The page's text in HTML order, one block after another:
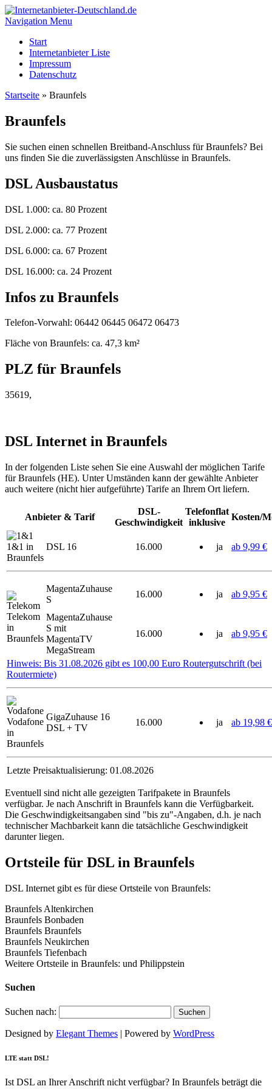
Navigation Menu
Start
Internetanbieter Liste
Impressum
Datenschutz
Startseite » Braunfels
Braunfels
Sie suchen einen schnellen Breitband-Anschluss für Braunfels? Bei
uns finden Sie die zuverlässigsten Anschlüsse in Braunfels.
DSL Ausbaustatus
DSL 1.000: ca. 80 Prozent
DSL 2.000: ca. 77 Prozent
DSL 6.000: ca. 67 Prozent
DSL 16.000: ca. 24 Prozent
Infos zu Braunfels
Telefon-Vorwahl: 06442 06445 06472 06473
Fläche von Braunfels: ca. 47,3 km²
PLZ für Braunfels
35619,
DSL Internet in Braunfels
In der folgenden Liste sehen Sie eine Auswahl der möglichen Tarife
für Braunfels (HE). Unter Umständen kann der gewählte Anbieter
auch weitere (nicht hier aufgeführte) Tarife an Ihrem Ort liefern.
Anbieter & Tarif
DSL-
Geschwindigkeit
Telefonflat
inklusive
Kosten/
1&1 in
Braunfels
DSL 16 16.000 ja ab 9,99 €
Telekom
in
Braunfels
MagentaZuhause
S
16.000 ja ab 9,95 €
MagentaZuhause
S mit
MagentaTV
MegaStream
16.000 ja ab 9,95 €
Hinweis: Bis 31.08.2026 gibt es 100,00 Euro Routergutschrift (bei
Routermiete)
Vodafone
in
Braunfels
GigaZuhause 16
DSL + TV
16.000 ja ab 19,98 €
Letzte Preisaktualisierung: 01.08.2026
Eventuell sind nicht alle gezeigten Tarifpakete in Braunfels
verfügbar. Je nach Anschrift in Braunfels kann die Verfügbarkeit.
Die Geschwindigkeitsangaben sind "bis zu"-Angaben, d.h. je nach
technischer Machbarkeit kann die tatsächliche Geschwindigkeit
darunter liegen.
Ortsteile für DSL in Braunfels
DSL Internet gibt es für diese Ortsteile von Braunfels:
Braunfels Altenkirchen
Braunfels Bonbaden
Braunfels Braunfels
Braunfels Neukirchen
Braunfels Tiefenbach
Weitere Ortsteile in Braunfels: und Philippstein
Suchen
Suchen nach:
Designed by Elegant Themes | Powered by WordPress
LTE statt DSL!
Ist DSL an Ihrer Anschrift nicht verfügbar? In Braunfels beträgt die